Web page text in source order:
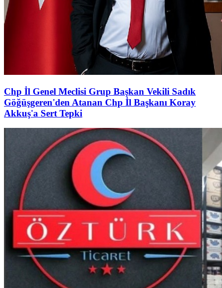
Chp İl Genel Meclisi Grup Başkan Vekili Sadık
Göğüşgeren'den Atanan Chp İl Başkanı Koray
Akkuş'a Sert Tepki